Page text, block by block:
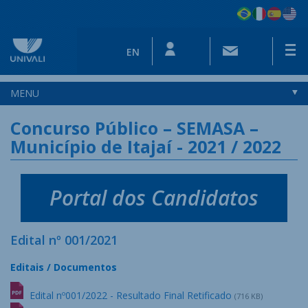
EN
MENU
Concurso Público – SEMASA –
Município de Itajaí - 2021 / 2022
Portal dos Candidatos
Edital nº 001/2021
Editais / Documentos
Edital nº001/2022 - Resultado Final Retificado (716 KB)